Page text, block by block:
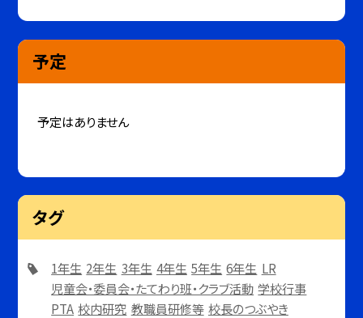
予定
予定はありません
タグ
1年生 2年生 3年生 4年生 5年生 6年生 LR
児童会・委員会・たてわり班・クラブ活動 学校行事
PTA 校内研究 教職員研修等 校長のつぶやき